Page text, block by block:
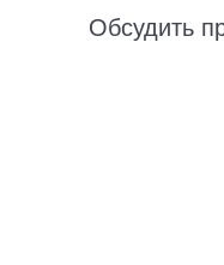
Обсудить